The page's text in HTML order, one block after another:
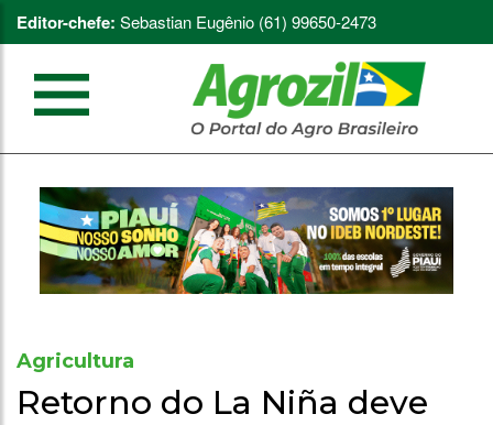
Editor-chefe: Sebastian Eugênio (61) 99650-2473
Agricultura
Retorno do La Niña deve